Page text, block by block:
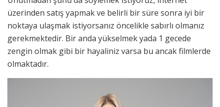
üzerinden satış yapmak ve belirli bir süre sonra iyi bir
noktaya ulaşmak istiyorsanız öncelikle sabırlı olmanız
gerekmektedir. Bir anda yükselmek yada 1 gecede
zengin olmak gibi bir hayaliniz varsa bu ancak filmlerde
olmaktadır.